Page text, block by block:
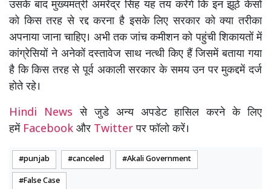
उसके बाद मुख्यमंत्री अमरेंद्र सिंह यह तय करेंगे कि इन झूठे केसों
को किस तरह से रद्द करना है इसके लिए सरकार को क्या तरीका
अपनाया जाना चाहिए। अभी तक जांच कमीशन को पहुंची शिकायतों में
कांग्रेसियों ने अनेकों दस्तावेज साथ नत्थी किए हैं जिसमें बताया गया
है कि किस तरह से पूर्व अकाली सरकार के समय उन पर मुकद्दमें दर्ज
होते रहे।
Hindi Newsसे जुडे अन्य अपडेट हासिल करने के लिए
हमें Facebook और Twitterपर फॉलो करें।
punjab canceled Akali Government
False Case